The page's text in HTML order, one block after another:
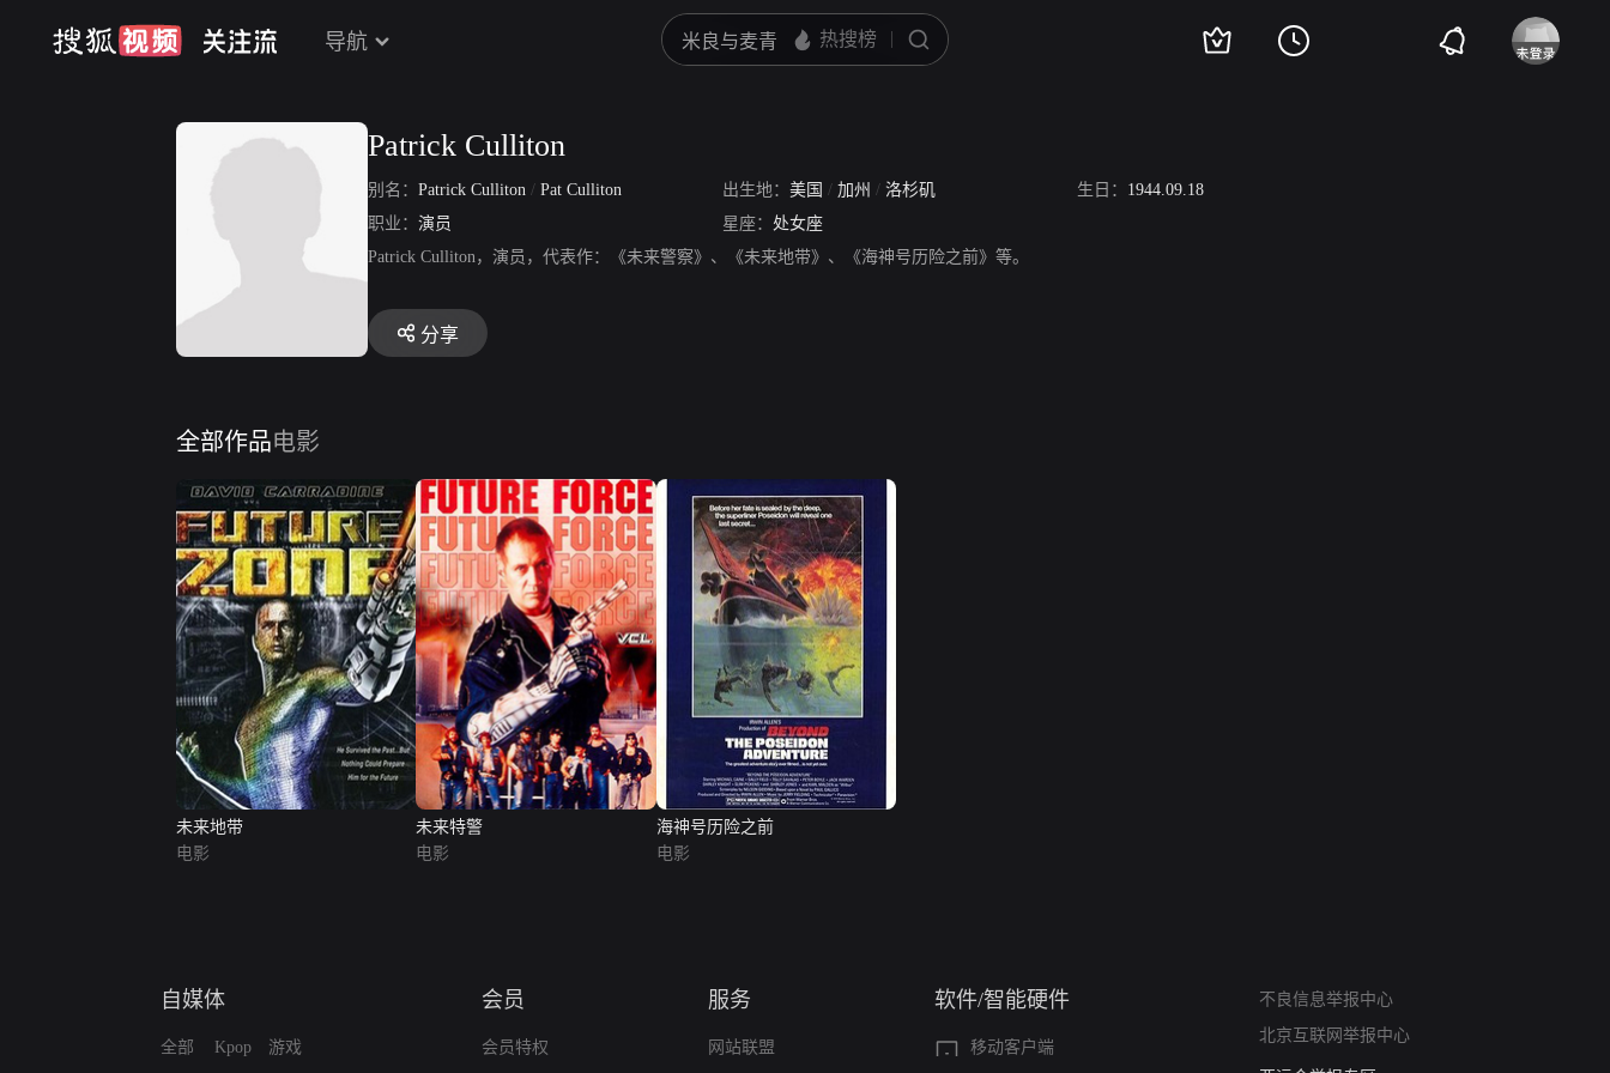
导航
Patrick Culliton
别名： Patrick Culliton / Pat Culliton 出生地： 美国 / 加州 / 洛杉矶 生日： 1944.09.18
职业： 演员 星座： 处女座
Patrick Culliton，演员，代表作：《未来警察》、《未来地带》、《海神号历险之前》等。
分享
全部作品电影
未来地带
电影
未来特警
电影
海神号历险之前
电影
自媒体
全部 Kpop 游戏
会员
会员特权
服务
网站联盟
软件/智能硬件
移动客户端
不良信息举报中心
北京互联网举报中心
12318 文化市场举报
算法推荐专项举报
亚运会举报专区